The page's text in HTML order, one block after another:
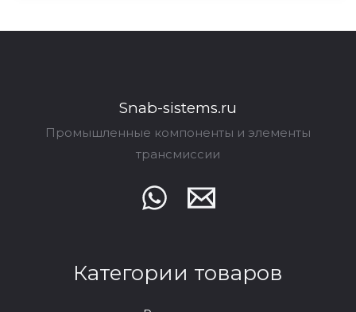
Snab-sistems.ru
Промышленные компоненты и элементы
трансмиссии
Категории товаров